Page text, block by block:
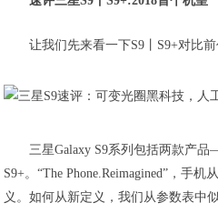
让我们先来看一下S9丨S9+对比
三星Galaxy S9系列包括两款产
S9+。“The Phone.Reimagined”，手
义。如何从新定义，我们从参数表中